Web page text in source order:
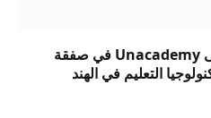
ستستحوذ شركة upGrad على Unacademy في صفقة
التعليم في الهند